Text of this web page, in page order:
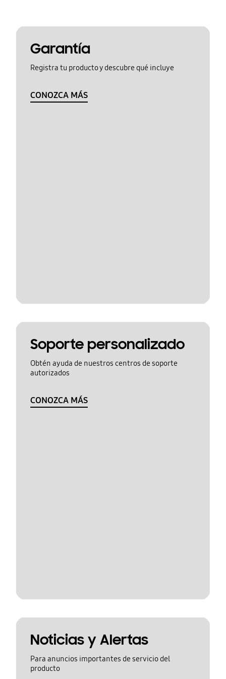
Garantía
Registra tu producto y descubre qué incluye
CONOZCA MÁS
Soporte personalizado
Obtén ayuda de nuestros centros de soporte
autorizados
CONOZCA MÁS
Noticias y Alertas
Para anuncios importantes de servicio del
producto